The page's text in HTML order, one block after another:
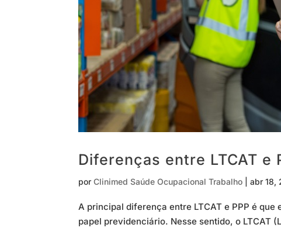
Diferenças entre LTCAT e
porClinimed Saúde Ocupacional Trabalho |abr 18,
A principal diferença entre LTCAT e PPP é
papel previdenciário. Nesse sentido, o LTCAT